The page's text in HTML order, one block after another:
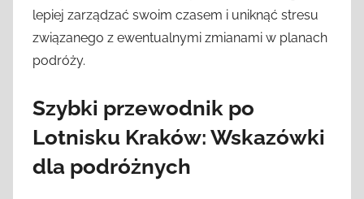
lepiej zarządzać swoim czasem i uniknąć stresu
związanego z ewentualnymi zmianami w planach
podróży.
Szybki przewodnik po
Lotnisku Kraków: Wskazówki
dla podróżnych